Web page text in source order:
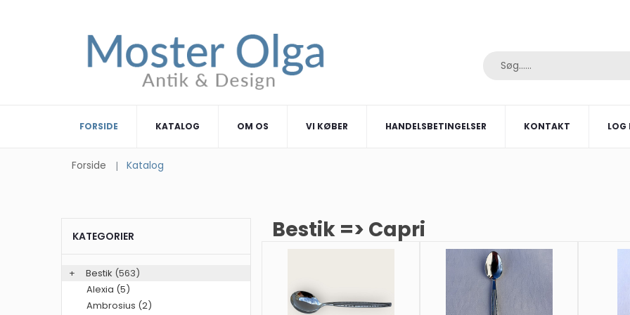
FORSIDE KATALOG OM OS VI KØBER HANDELSBETINGELSER KONTAKT LOG
Forside Katalog
Bestik => Capri
KATEGORIER
+ Bestik (563)
Alexia (5)
Ambrosius (2)